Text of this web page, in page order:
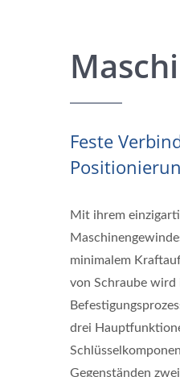
Feste
Mit ihrem
minimalem
von Schraube wird
drei
Gegenständen